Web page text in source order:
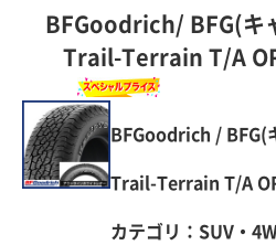
BFGoodrich/ BFG(キ
Trail-Terrain T/A
BFGoodrich / BFG(
Trail-Terrain T/A
カテゴリ：SUV・